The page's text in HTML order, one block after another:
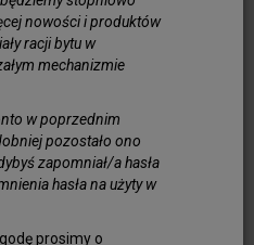
nowości i produktów
racji bytu w
mechanizmie
w poprzednim
pozostało ono
zapomniał/a hasła
hasła na użyty w
prosimy o
popularnością zarówno
jak i w świecie ezoteryki,
mu się właściwości
wybór półproduktów z
akwamaryn są
minerału, który występuje
– od zieleni po błękit. Im